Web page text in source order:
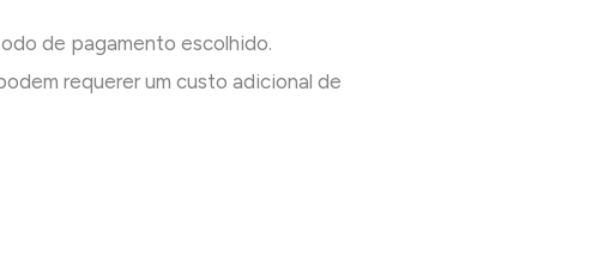
de pagamento escolhido.
requerer um custo adicional de